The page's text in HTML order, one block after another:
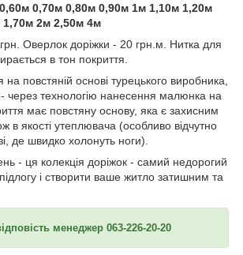
0,70м 0,80м 0,90м 1м 1,10м 1,20м
1,70м 2м 2,50м 4м
Оверлок доріжки - 20 грн.м. Нитка для
в тон покриття.
повстяній основі турецького виробника,
через технологію нанесення малюнка на
має повстяну основу, яка є захисним
в якості утеплювача (особливо відчутно
де швидко холонуть ноги).
- ця колекція доріжок - самий недорогий
і створити ваше житло затишним та
менеджер 063-226-20-20